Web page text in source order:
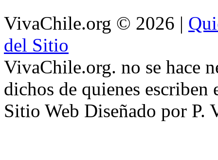
VivaChile.org © 2026 |
del Sitio
VivaChile.org. no se hace
dichos de quienes escriben
Sitio Web Diseñado por